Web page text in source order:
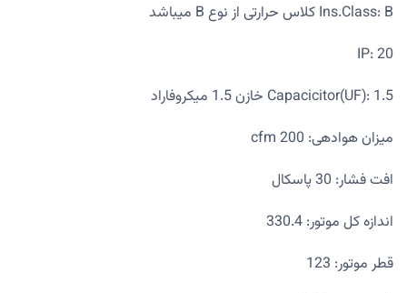
Ins.Class: B کلاس حرارتی از نوع B میباشد
IP: 20
Capacicitor(UF): 1.5 خازن 1.5 میکروفاراد
میزان هوادهی: 200 cfm
افت فشار: 30 پاسکال
اندازه کل موتور: 330.4
قطر موتور: 123